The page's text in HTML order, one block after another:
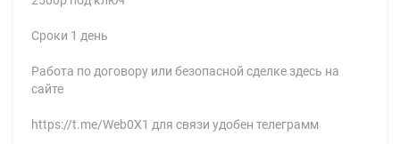
Сроки 1 день
Работа по договору или безопасной сделке здесь на
сайте
https://t.me/Web0X1 для связи удобен телеграмм